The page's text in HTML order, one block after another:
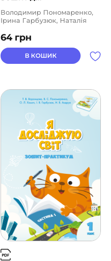
64 грн
Володимир Пономаренко,
Ірина Гарбузюк, Наталія
Тетяна Воронцова
В КОШИК